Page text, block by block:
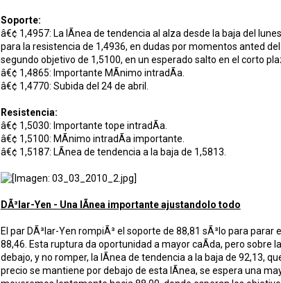
Soporte:
â€¢ 1,4957: La lÃ­nea de tendencia al alza desde la baja del
para la resistencia de 1,4936, en dudas por momentos anted
segundo objetivo de 1,5100, en un esperado salto en el corto
â€¢ 1,4865: Importante MÃ­nimo intradÃ­a.
â€¢ 1,4770: Subida del 24 de abril.
Resistencia:
â€¢ 1,5030: Importante tope intradÃ­a.
â€¢ 1,5100: MÃ­nimo intradÃ­a importante.
â€¢ 1,5187: LÃ­nea de tendencia a la baja de 1,5813.
DÃ³lar-Yen - Una lÃ­nea importante ajustandolo todo
El par DÃ³lar-Yen rompiÃ³ el soporte de 88,81 sÃ³lo para
88,46. Esta ruptura da oportunidad a mayor caÃ­da, pero sobre
debajo, y no romper, la lÃ­nea de tendencia a la baja de 92,13,
precio se mantiene por debajo de esta lÃ­nea, se espera una